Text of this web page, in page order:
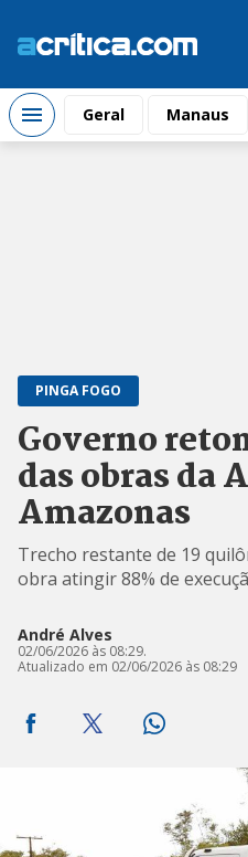
Geral Manaus
PINGA FOGO
Governo
das obras da
Amazonas
Trecho restante de 19
obra atingir 88% de
André Alves
02/06/2026 às 08:29.
Atualizado em 02/06/2026 às 08:29